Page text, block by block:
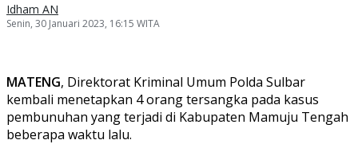
Idham AN
Senin, 30 Januari 2023, 16:15 WITA
MATENG, Direktorat Kriminal Umum Polda Sulbar
kembali menetapkan 4 orang tersangka pada kasus
pembunuhan yang terjadi di Kabupaten Mamuju Tengah
beberapa waktu lalu.